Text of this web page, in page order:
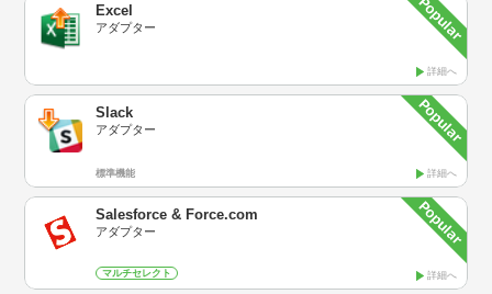
Excel
アダプター
詳細へ
Slack
アダプター
詳細へ
標準機能
Salesforce & Force.com
アダプター
詳細へ
マルチセレクト